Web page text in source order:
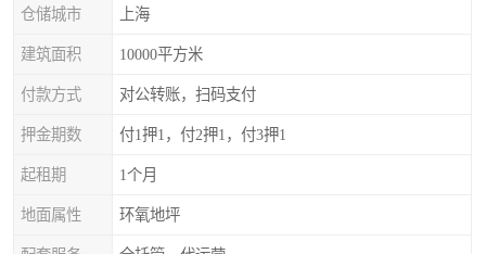
仓储城市 上海
建筑面积 10000平方米
付款方式 对公转账，扫码支付
押金期数 付1押1，付2押1，付3押1
起租期 1个月
地面属性 环氧地坪